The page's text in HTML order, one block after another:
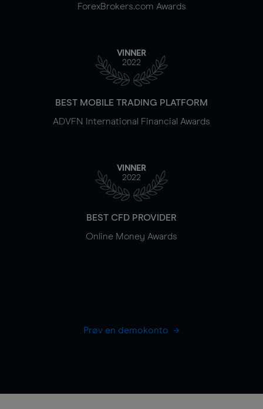
ForexBrokers.com Awards
VINNER
2022
BEST MOBILE TRADING PLATFORM
ADVFN International Financial Awards
VINNER
2022
BEST CFD PROVIDER
Online Money Awards
Prøv en demokonto